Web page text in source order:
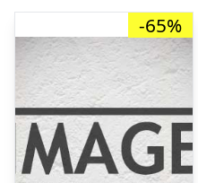
-65%